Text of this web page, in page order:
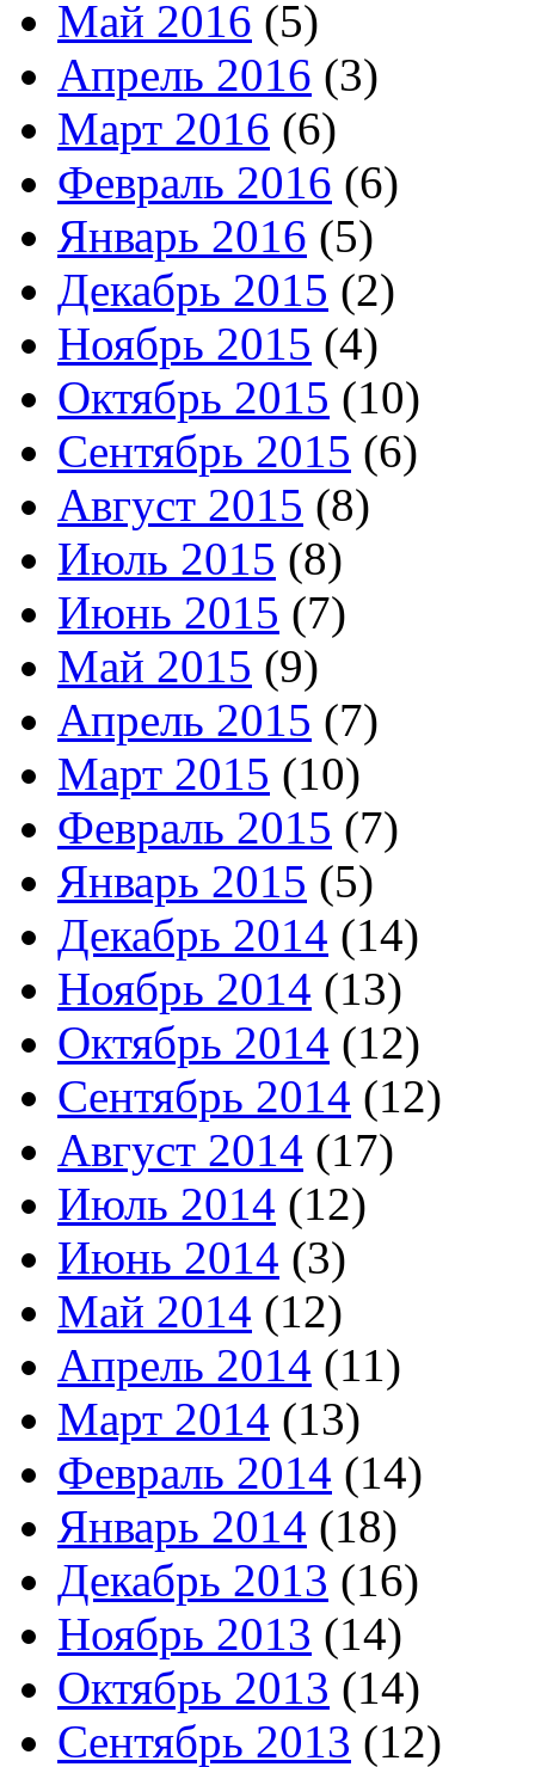
Май 2016 (5)
Апрель 2016 (3)
Март 2016 (6)
Февраль 2016 (6)
Январь 2016 (5)
Декабрь 2015 (2)
Ноябрь 2015 (4)
Октябрь 2015 (10)
Сентябрь 2015 (6)
Август 2015 (8)
Июль 2015 (8)
Июнь 2015 (7)
Май 2015 (9)
Апрель 2015 (7)
Март 2015 (10)
Февраль 2015 (7)
Январь 2015 (5)
Декабрь 2014 (14)
Ноябрь 2014 (13)
Октябрь 2014 (12)
Сентябрь 2014 (12)
Август 2014 (17)
Июль 2014 (12)
Июнь 2014 (3)
Май 2014 (12)
Апрель 2014 (11)
Март 2014 (13)
Февраль 2014 (14)
Январь 2014 (18)
Декабрь 2013 (16)
Ноябрь 2013 (14)
Октябрь 2013 (14)
Сентябрь 2013 (12)